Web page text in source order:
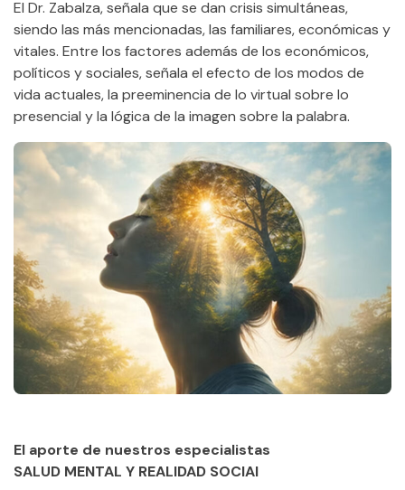
El Dr. Zabalza, señala que se dan crisis simultáneas,
siendo las más mencionadas, las familiares, económicas y
vitales. Entre los factores además de los económicos,
políticos y sociales, señala el efecto de los modos de
vida actuales, la preeminencia de lo virtual sobre lo
presencial y la lógica de la imagen sobre la palabra.
El aporte de nuestros especialistas
SALUD MENTAL Y REALIDAD SOCIAl